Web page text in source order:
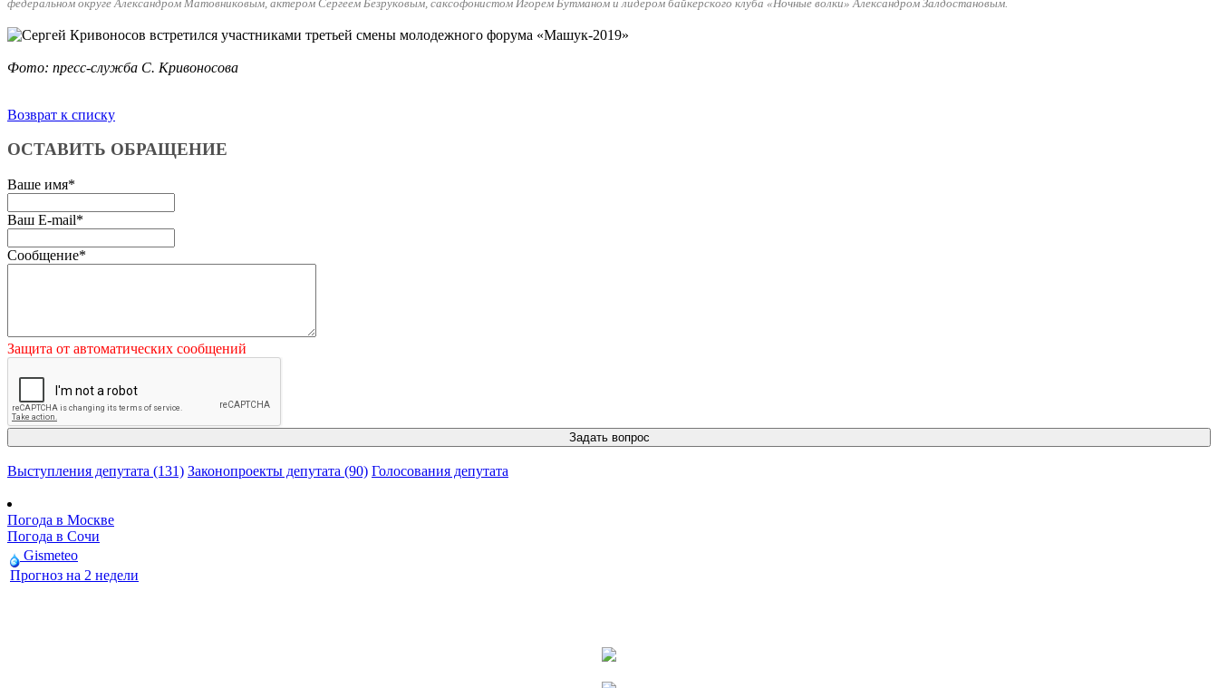
федеральном округе Александром Матовниковым, актером Сергеем Безруковым, саксофонистом Игорем Бутманом и лидером байкерского клуба «Ночные волки» Александром Залдостановым.
Фото: пресс-служба С. Кривоносова
Возврат к списку
ОСТАВИТЬ ОБРАЩЕНИЕ
Ваше имя*
Ваш E-mail*
Сообщение*
Защита от автоматических сообщений
Выступления депутата (131) Законопроекты депутата (90) Голосования депутата
Погода в Москве
Погода в Сочи
Gismeteo
Прогноз на 2 недели